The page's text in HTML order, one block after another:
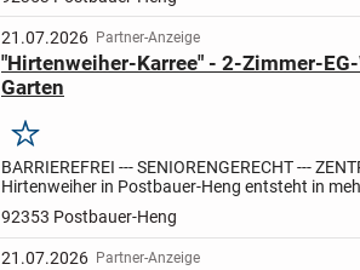
21.07.2026 Partner-Anzeige
"Hirtenweiher-Karree" - 2-Zimmer-
Garten
Merken
BARRIEREFREI --- SENIORENGERECHT ---
Hirtenweiher in Postbauer-Heng entsteht in
Neubau-Areal "Hirtenweiher-Karree" mit fünf
92353 Postbauer-Heng
21.07.2026 Partner-Anzeige